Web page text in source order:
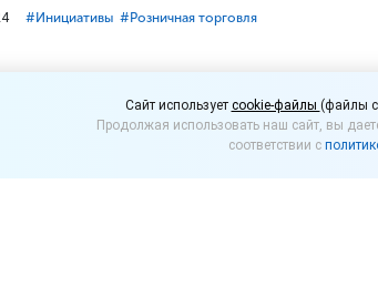
#⁣Инициативы #⁣Розничная торговля
могут
возврата денег
Cайт использует cookie-файлы (файлы
Продолжая использовать наш сайт, вы
соответствии с